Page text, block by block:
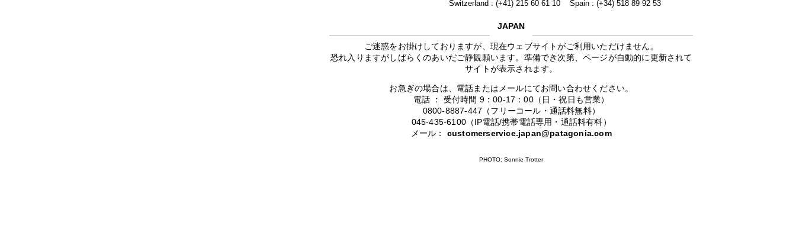
Switzerland : (+41) 215 60 61 10
Spain : (+34) 518 89 92 53
JAPAN
ご迷惑をお掛けしておりますが、現在ウェブサイトがご利用いただけません。
恐れ入りますがしばらくのあいだご静観願います。準備でき次第、ページが自動的に更新されて
サイトが表示されます。
お急ぎの場合は、電話またはメールにてお問い合わせください。
電話 ： 受付時間 9：00-17：00（日・祝日も営業）
0800-8887-447（フリーコール・通話料無料）
045-435-6100（IP電話/携帯電話専用・通話料有料）
メール： customerservice.japan@patagonia.com
PHOTO: Sonnie Trotter